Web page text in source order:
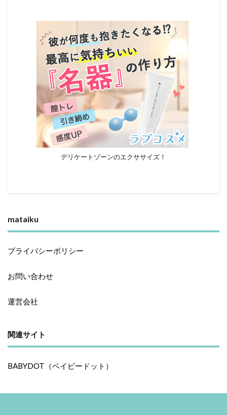
デリケートゾーンのエクササイズ！
mataiku
プライバシーポリシー
お問い合わせ
運営会社
関連サイト
BABYDOT（ベイビードット）